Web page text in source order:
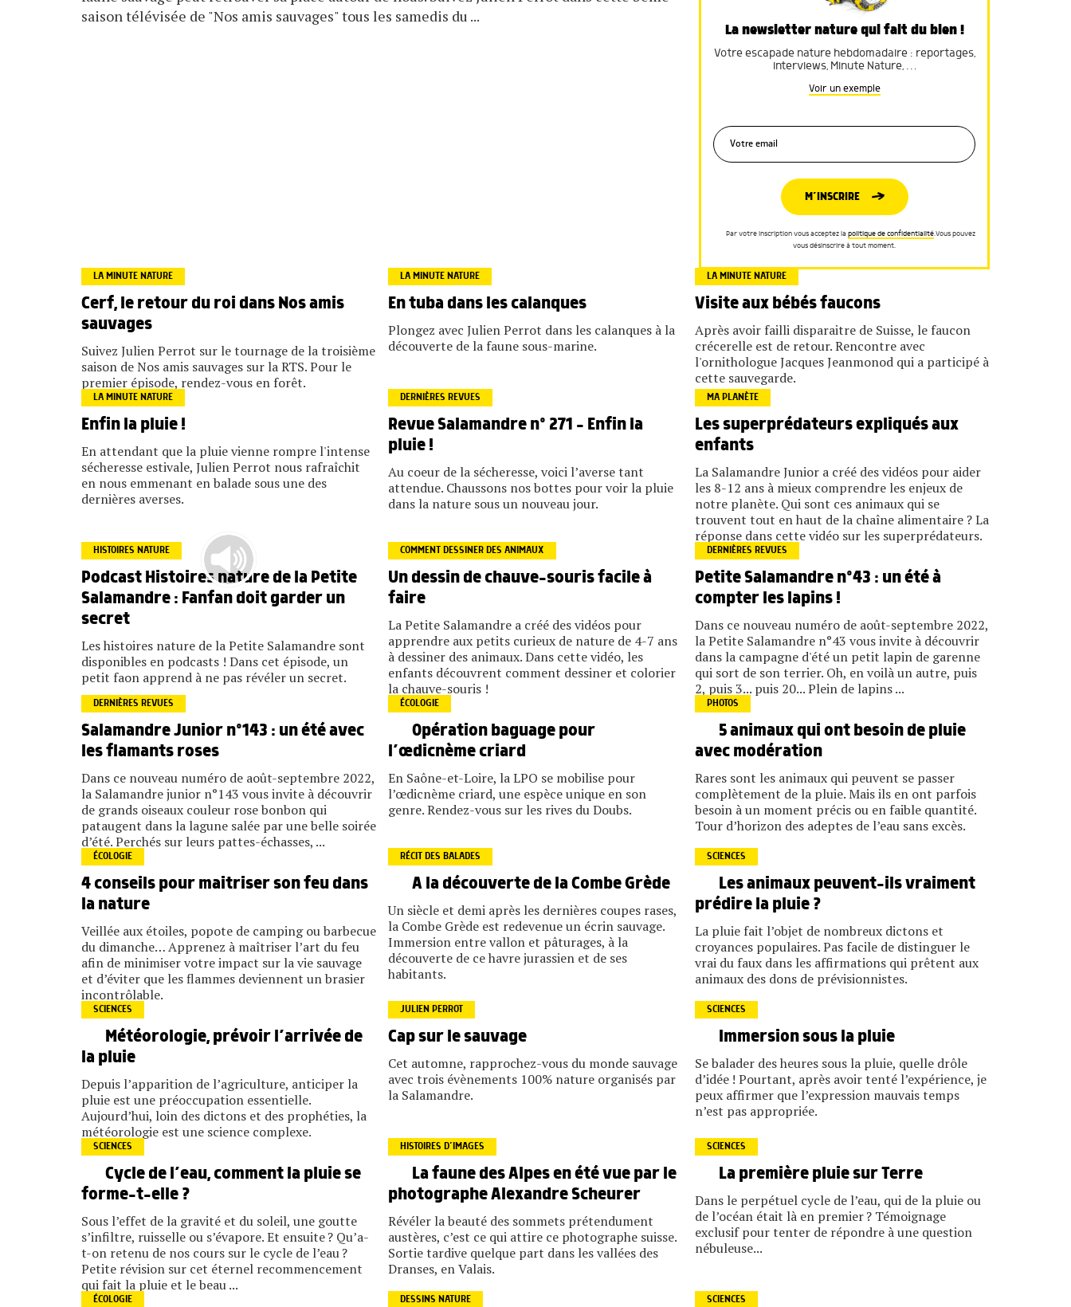
saison télévisée de "Nos amis sauvages" tous les samedis du ...
La newsletter nature qui fait du bien !
Votre escapade nature hebdomadaire : reportages,
interviews, Minute Nature, …
Voir un exemple
M’INSCRIRE
Par votre inscription vous acceptez la politique de confidentialité.Vous pouvez
vous désinscrire à tout moment.
LA MINUTE NATURE
Cerf, le retour du roi dans Nos amis
sauvages
Suivez Julien Perrot sur le tournage de la troisième
saison de Nos amis sauvages sur la RTS. Pour le
premier épisode, rendez-vous en forêt.
LA MINUTE NATURE
En tuba dans les calanques
Plongez avec Julien Perrot dans les calanques à la
découverte de la faune sous-marine.
LA MINUTE NATURE
Visite aux bébés faucons
Après avoir failli disparaitre de Suisse, le faucon
crécerelle est de retour. Rencontre avec
l'ornithologue Jacques Jeanmonod qui a participé à
cette sauvegarde.
LA MINUTE NATURE
Enfin la pluie !
En attendant que la pluie vienne rompre l'intense
sécheresse estivale, Julien Perrot nous rafraîchit
en nous emmenant en balade sous une des
dernières averses.
DERNIÈRES REVUES
Revue Salamandre n° 271 – Enfin la
pluie !
Au coeur de la sécheresse, voici l’averse tant
attendue. Chaussons nos bottes pour voir la pluie
dans la nature sous un nouveau jour.
MA PLANÈTE
Les superprédateurs expliqués aux
enfants
La Salamandre Junior a créé des vidéos pour aider
les 8-12 ans à mieux comprendre les enjeux de
notre planète. Qui sont ces animaux qui se
trouvent tout en haut de la chaîne alimentaire ? La
réponse dans cette vidéo sur les superprédateurs.
HISTOIRES NATURE
Podcast Histoires nature de la Petite
Salamandre : Fanfan doit garder un
secret
Les histoires nature de la Petite Salamandre sont
disponibles en podcasts ! Dans cet épisode, un
petit faon apprend à ne pas révéler un secret.
COMMENT DESSINER DES ANIMAUX
Un dessin de chauve-souris facile à
faire
La Petite Salamandre a créé des vidéos pour
apprendre aux petits curieux de nature de 4-7 ans
à dessiner des animaux. Dans cette vidéo, les
enfants découvrent comment dessiner et colorier
la chauve-souris !
DERNIÈRES REVUES
Petite Salamandre n°43 : un été à
compter les lapins !
Dans ce nouveau numéro de août-septembre 2022,
la Petite Salamandre n°43 vous invite à découvrir
dans la campagne d'été un petit lapin de garenne
qui sort de son terrier. Oh, en voilà un autre, puis
2, puis 3... puis 20... Plein de lapins ...
DERNIÈRES REVUES
Salamandre Junior n°143 : un été avec
les flamants roses
Dans ce nouveau numéro de août-septembre 2022,
la Salamandre junior n°143 vous invite à découvrir
de grands oiseaux couleur rose bonbon qui
pataugent dans la lagune salée par une belle soirée
d’été. Perchés sur leurs pattes-échasses, ...
ÉCOLOGIE
Opération baguage pour
l’œdicnème criard
En Saône-et-Loire, la LPO se mobilise pour
l’œdicnème criard, une espèce unique en son
genre. Rendez-vous sur les rives du Doubs.
PHOTOS
5 animaux qui ont besoin de pluie
avec modération
Rares sont les animaux qui peuvent se passer
complètement de la pluie. Mais ils en ont parfois
besoin à un moment précis ou en faible quantité.
Tour d’horizon des adeptes de l’eau sans excès.
ÉCOLOGIE
4 conseils pour maitriser son feu dans
la nature
Veillée aux étoiles, popote de camping ou barbecue
du dimanche… Apprenez à maîtriser l’art du feu
afin de minimiser votre impact sur la vie sauvage
et d’éviter que les flammes deviennent un brasier
incontrôlable.
RÉCIT DES BALADES
A la découverte de la Combe Grède
Un siècle et demi après les dernières coupes rases,
la Combe Grède est redevenue un écrin sauvage.
Immersion entre vallon et pâturages, à la
découverte de ce havre jurassien et de ses
habitants.
SCIENCES
Les animaux peuvent-ils vraiment
prédire la pluie ?
La pluie fait l’objet de nombreux dictons et
croyances populaires. Pas facile de distinguer le
vrai du faux dans les affirmations qui prêtent aux
animaux des dons de prévisionnistes.
SCIENCES
Météorologie, prévoir l’arrivée de
la pluie
Depuis l’apparition de l’agriculture, anticiper la
pluie est une préoccupation essentielle.
Aujourd’hui, loin des dictons et des prophéties, la
météorologie est une science complexe.
JULIEN PERROT
Cap sur le sauvage
Cet automne, rapprochez-vous du monde sauvage
avec trois évènements 100% nature organisés par
la Salamandre.
SCIENCES
Immersion sous la pluie
Se balader des heures sous la pluie, quelle drôle
d’idée ! Pourtant, après avoir tenté l’expérience, je
peux affirmer que l’expression mauvais temps
n’est pas appropriée.
SCIENCES
Cycle de l’eau, comment la pluie se
forme-t-elle ?
Sous l’effet de la gravité et du soleil, une goutte
s’infiltre, ruisselle ou s’évapore. Et ensuite ? Qu’a-
t-on retenu de nos cours sur le cycle de l’eau ?
Petite révision sur cet éternel recommencement
qui fait la pluie et le beau ...
HISTOIRES D’IMAGES
La faune des Alpes en été vue par le
photographe Alexandre Scheurer
Révéler la beauté des sommets prétendument
austères, c’est ce qui attire ce photographe suisse.
Sortie tardive quelque part dans les vallées des
Dranses, en Valais.
SCIENCES
La première pluie sur Terre
Dans le perpétuel cycle de l’eau, qui de la pluie ou
de l’océan était là en premier ? Témoignage
exclusif pour tenter de répondre à une question
nébuleuse...
ÉCOLOGIE DESSINS NATURE SCIENCES